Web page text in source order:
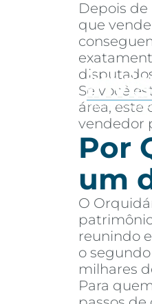
Depois
que
Se você
área, este
vendedor
Por
um
O
reunindo
o
milhares
Para